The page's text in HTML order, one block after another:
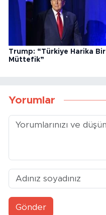
Trump: “Türkiye Harika Bir
Müttefik”
Yorumlar
Gönder